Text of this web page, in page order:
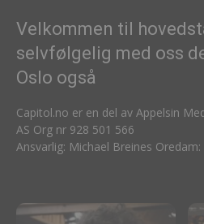
Velkommen til
selvfølgelig med oss
Oslo også
Capitol.no er en del av Appelsin
AS Org nr 928 501 566
Ansvarlig: Michael Breines Oredam: